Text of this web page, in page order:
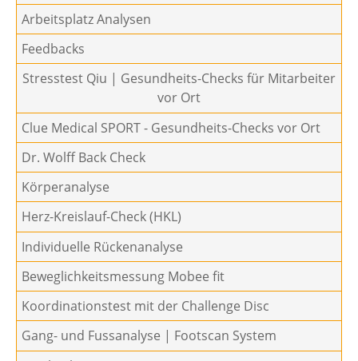
Arbeitsplatz Analysen
Feedbacks
Stresstest Qiu | Gesundheits-Checks für Mitarbeiter
vor Ort
Clue Medical SPORT - Gesundheits-Checks vor Ort
Dr. Wolff Back Check
Körperanalyse
Herz-Kreislauf-Check (HKL)
Individuelle Rückenanalyse
Beweglichkeitsmessung Mobee fit
Koordinationstest mit der Challenge Disc
Gang- und Fussanalyse | Footscan System